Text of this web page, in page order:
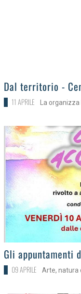
>
Dal territorio -
11 APRILE La
>
Gli appuntamenti
09 APRILE Arte, natura